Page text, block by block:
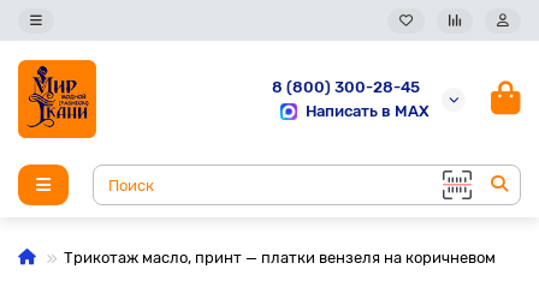
8 (800) 300-28-45
Написать в MAX
Трикотаж масло, принт — платки вензеля на коричневом